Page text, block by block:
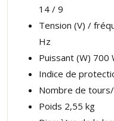
14 / 9
Tension (V) /
Hz
Puissant (W) 700
Indice de
Nombre de
Poids 2,55 kg